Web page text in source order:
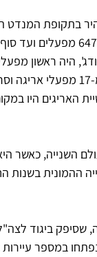
קבוצת יזמים מלודג',
האריגים היו
השנייה, כאשר
ההמונית בשנות
ביגוד
במספר